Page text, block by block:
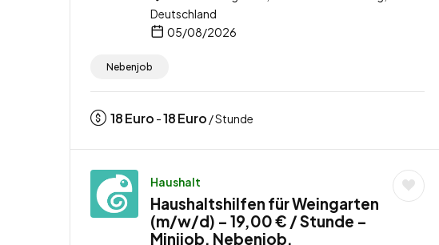
Deutschland
05/08/2026
Nebenjob
18Euro -18Euro / Stunde
Haushalt
Haushaltshilfen für Weingarten
(m/w/d) – 19,00 € / Stunde –
Minijob, Nebenjob,